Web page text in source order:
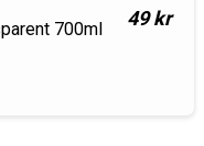
700ml 49 kr